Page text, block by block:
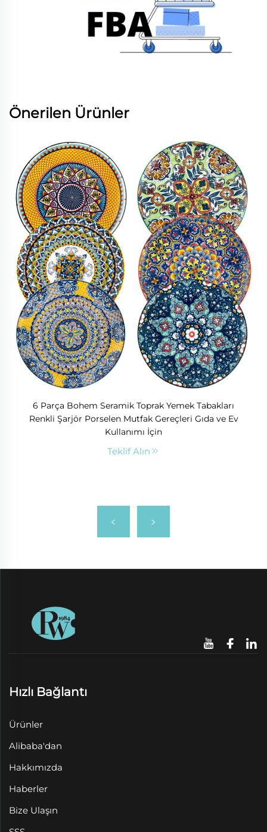
Önerilen Ürünler
6 Parça Bohem Seramik Toprak Yemek Tabakları
Renkli Şarjör Porselen Mutfak Gereçleri Gıda ve Ev
Kullanımı İçin
Teklif Alın
Hızlı Bağlantı
Ürünler
Alibaba'dan
Hakkımızda
Haberler
Bize Ulaşın